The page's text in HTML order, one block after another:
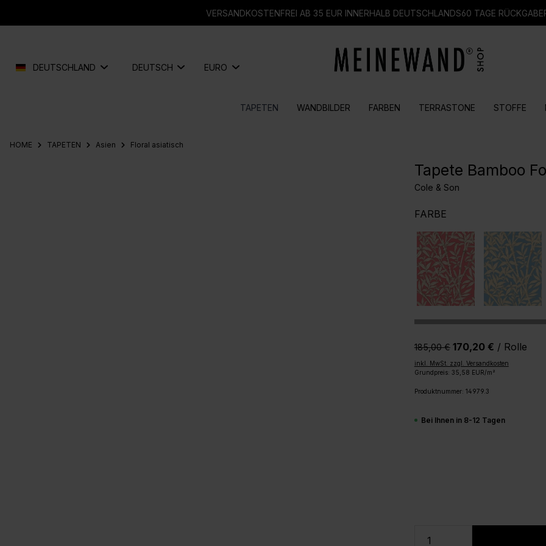
VERSANDKOSTENFREI AB 35 EUR INNERHALB DEUTSCHLANDS60 TAGE
DEUTSCHLAND DEUTSCH EURO
TAPETEN WANDBILDER FARBEN TERRASTONE STOFFE
HOME TAPETEN Asien Floral asiatisch
Tapete Bamboo
Cole & Son
FARBEAUSWÄHLEN
185,00 €‎ 170,20 € / Rolle
inkl. MwSt. zzgl. Versandkosten
Grundpreis: 35,58 EUR/m²
Produktnummer: 14979.3
Bei Ihnen in 8-12 Tagen
Produkt Anzahl: